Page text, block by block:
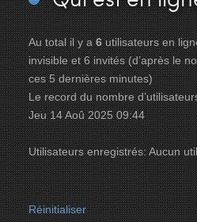
Au total il y a6 utilisateurs en
invisible et 6 invités (d’après le
ces 5 dernières minutes)
Le record du nombre
Jeu 14 Aoû 2025 09:44
Utilisateurs enregistrés: Aucun
Réinitialiser